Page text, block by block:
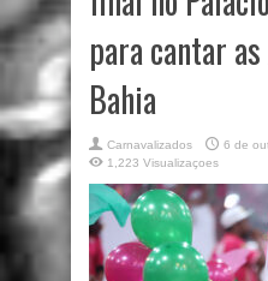
para cantar
Bahia
Carnavalizados 6 de
1,223 Visualizaçoes